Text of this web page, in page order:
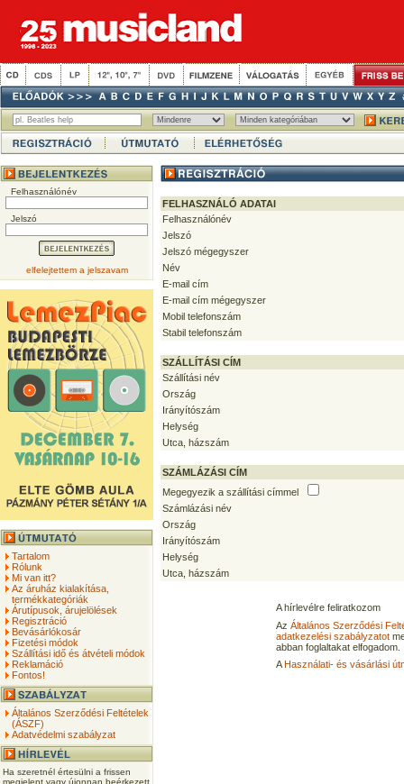
Felhasználónév
Jelszó
elfelejtettem a jelszavam
Tartalom
Rólunk
Mi van itt?
Az áruház kialakítása,
termékkategóriák
Árutípusok, árujelölések
Regisztráció
Bevásárlókosár
Fizetési módok
Szállítási idő és átvételi módok
Reklamáció
Fontos!
Általános Szerződési Feltételek
(ÁSZF)
Adatvédelmi szabályzat
Ha szeretnél értesülni a frissen
megjelent vagy újonnan beérkezett
FELHASZNÁLÓ ADATAI
Felhasználónév
Jelszó
Jelszó mégegyszer
Név
E-mail cím
E-mail cím mégegyszer
Mobil telefonszám
Stabil telefonszám
SZÁLLÍTÁSI CÍM
Szállítási név
Ország
Irányítószám
Helység
Utca, házszám
SZÁMLÁZÁSI CÍM
Megegyezik a szállítási címmel
Számlázási név
Ország
Irányítószám
Helység
Utca, házszám
A hírlevélre feliratkozom
Az Általános Szerződési
adatkezelési szabályzatot
abban foglaltakat elfogadom.
AHasználati- és vásárlási